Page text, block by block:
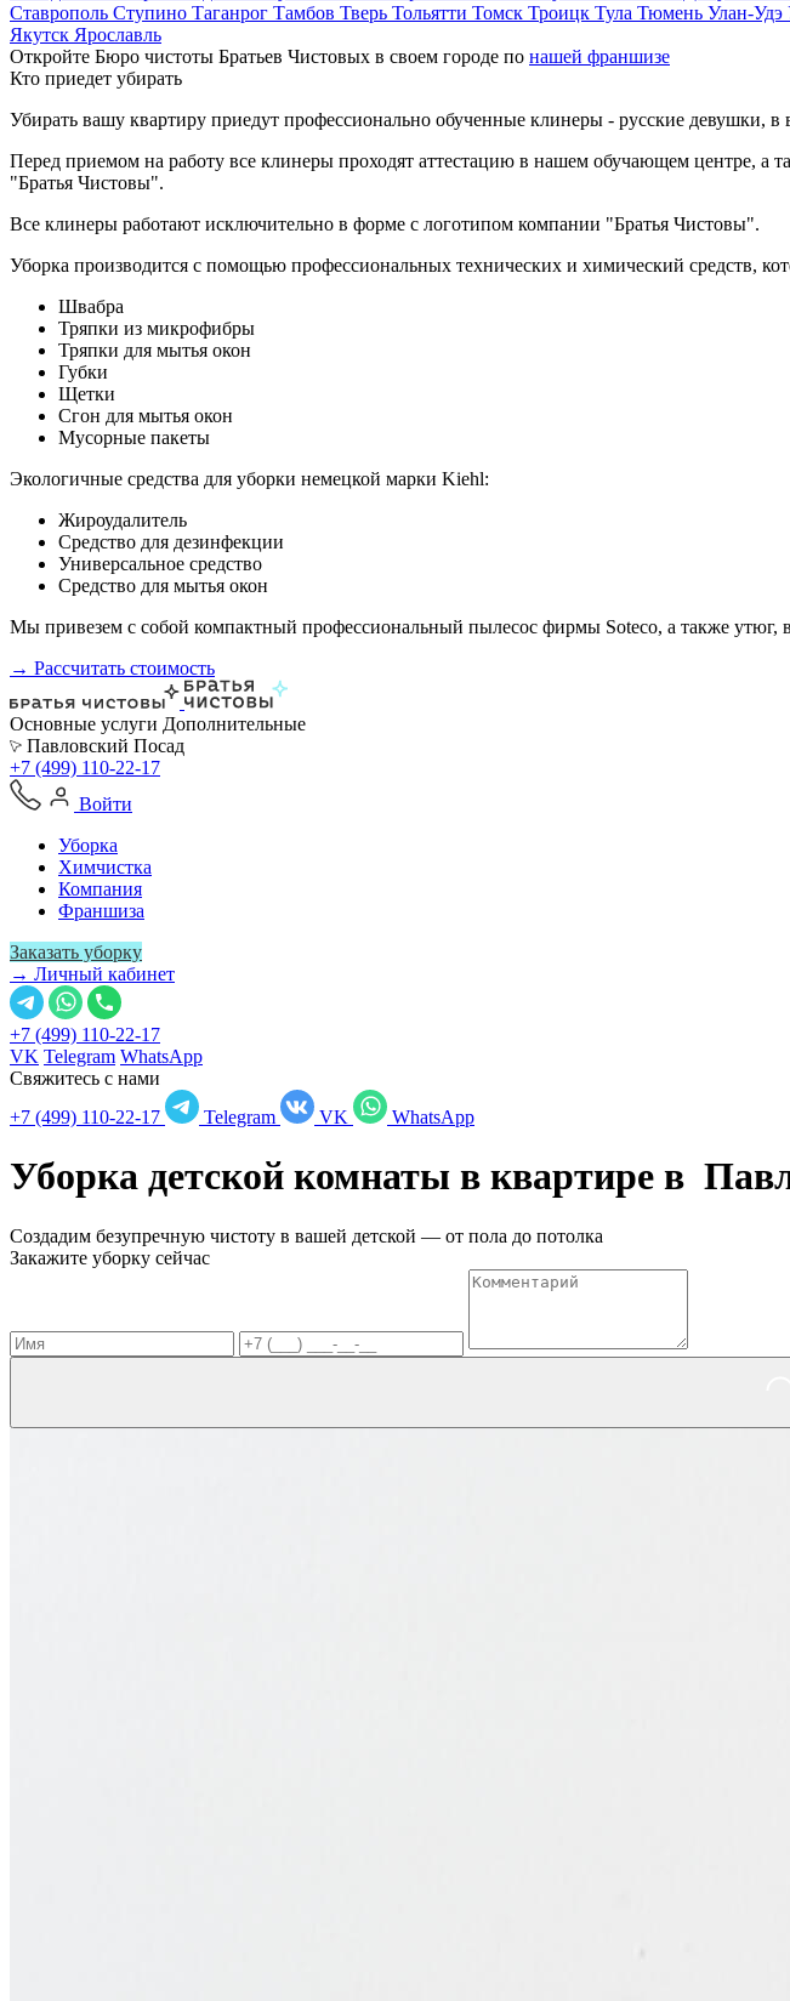
Ставрополь Ступино Таганрог Тамбов Тверь Тольятти Томск Троицк Тула Тюмень Улан-Удэ
Якутск Ярославль
Откройте Бюро чистоты Братьев Чистовых в своем городе по нашей франшизе
Кто приедет убирать
Убирать вашу квартиру приедут профессионально обученные клинеры - русские девушки, в
Перед приемом на работу все клинеры проходят аттестацию в нашем обучающем центре, а
"Братья Чистовы".
Все клинеры работают исключительно в форме с логотипом компании "Братья Чистовы".
Уборка производится с помощью профессиональных технических и химический средств,
Швабра
Тряпки из микрофибры
Тряпки для мытья окон
Губки
Щетки
Сгон для мытья окон
Мусорные пакеты
Экологичные средства для уборки немецкой марки Kiehl:
Жироудалитель
Средство для дезинфекции
Универсальное средство
Средство для мытья окон
Мы привезем с собой компактный профессиональный пылесос фирмы Soteco, а также
→ Рассчитать стоимость
Основные услуги Дополнительные
Павловский Посад
+7 (499) 110-22-17
Войти
Уборка
Химчистка
Компания
Франшиза
Заказать уборку
→ Личный кабинет
+7 (499) 110-22-17
VK Telegram WhatsApp
Свяжитесь с нами
+7 (499) 110-22-17
Telegram VK WhatsApp
Уборка детской комнаты в квартире в
Создадим безупречную чистоту в вашей детской — от пола до потолка
Закажите уборку сейчас